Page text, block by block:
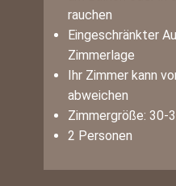
rauchen
Eingeschränkter
Zimmerlage
Ihr Zimmer kann
abweichen
Zimmergröße: 30-
2 Personen